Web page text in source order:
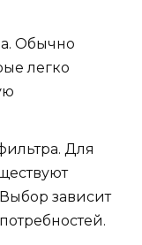
Обычно
легко
Для
зависит